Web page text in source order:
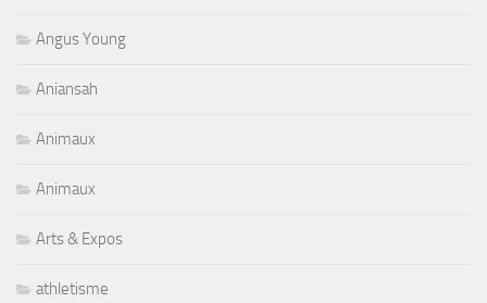
Angus Young
Aniansah
Animaux
Animaux
Arts & Expos
athletisme